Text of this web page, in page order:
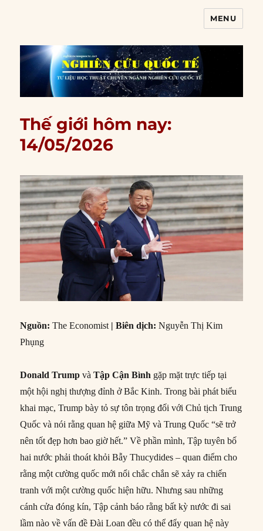
MENU
Thế giới hôm nay:
14/05/2026
Nguồn:The Economist | Biên dịch:Nguyễn Thị Kim
Phụng
Donald Trumpvà Tập Cận Bình gặp mặt trực tiếp tại
một hội nghị thượng đỉnh ở Bắc Kinh. Trong bài phát biểu
khai mạc, Trump bày tỏ sự tôn trọng đối với Chủ tịch Trung
Quốc và nói rằng quan hệ giữa Mỹ và Trung Quốc “sẽ trở
nên tốt đẹp hơn bao giờ hết.” Về phần mình, Tập tuyên bố
hai nước phải thoát khỏi Bẫy Thucydides – quan điểm cho
rằng một cường quốc mới nổi chắc chắn sẽ xảy ra chiến
tranh với một cường quốc hiện hữu. Nhưng sau những
cánh cửa đóng kín, Tập cảnh báo rằng bất kỳ nước đi sai
lầm nào về vấn đề Đài Loan đều có thể đẩy quan hệ này